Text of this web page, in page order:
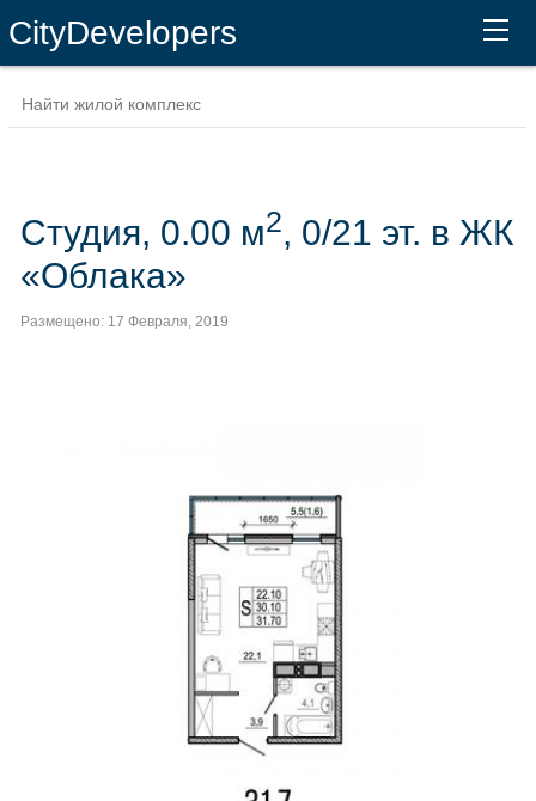
CityDevelopers
Студия, 0.00 м2, 0/21 эт. в ЖК
«Облака»
Размещено: 17 Февраля, 2019